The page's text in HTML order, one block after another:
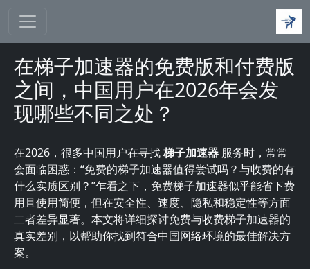
在梯子加速器的免费版和付费版
之间，中国用户在2026年会发
现哪些不同之处？
在2026，很多中国用户在寻找梯子加速器 服务时，常常
会面临困惑：“免费的梯子加速器值得尝试吗？与收费的有
什么实质区别？”乍看之下，免费梯子加速器似乎能省下费
用且使用简便，但在安全性、速度、隐私和稳定性等方面
二者差异显著。本文将详细探讨免费与收费梯子加速器的
真实差别，以帮助你找到符合中国网络环境的最佳解决方
案。